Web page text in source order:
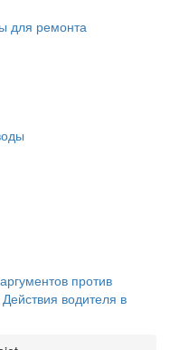
для ремонта
против
водителя в